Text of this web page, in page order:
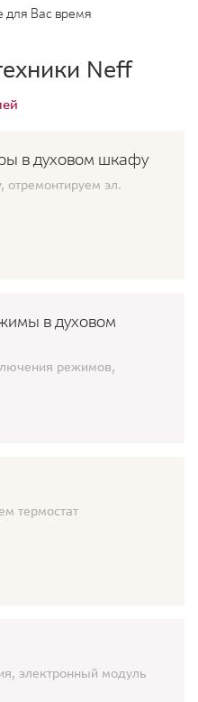
для Вас время
Neff
в духовом шкафу
отремонтируем эл.
в духовом
режимов,
термостат
электронный модуль